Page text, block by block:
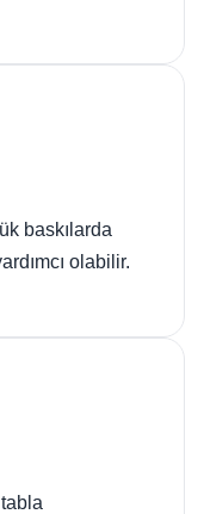
baskılarda
olabilir.